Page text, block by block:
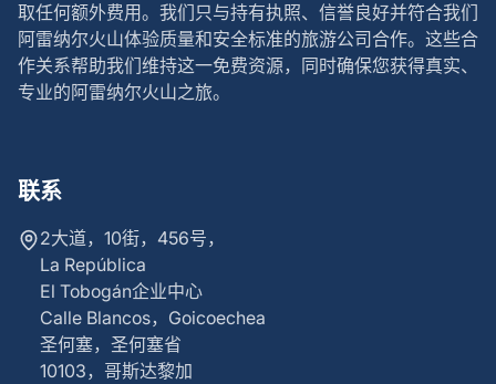
取任何额外费用。我们只与持有执照、信誉良好并符合我们
阿雷纳尔火山体验质量和安全标准的旅游公司合作。这些合
作关系帮助我们维持这一免费资源，同时确保您获得真实、
专业的阿雷纳尔火山之旅。
联系
2大道，10街，456号，
La República
El Tobogán企业中心
Calle Blancos，Goicoechea
圣何塞，圣何塞省
10103，哥斯达黎加